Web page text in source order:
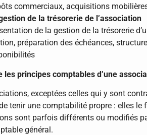
commerciaux, acquisitions
de la trésorerie de l’association
de la gestion de la trésorerie
préparation des échéances,
les principes comptables d’une
exceptées celles qui y sont
tenir une comptabilité propre : elles
sont parfois différents ou modifiés
général.